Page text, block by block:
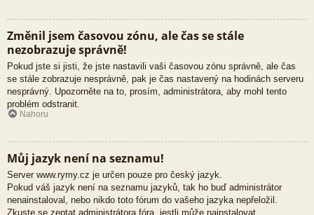
Změnil jsem časovou zónu, ale čas se stále
nezobrazuje správně!
Pokud jste si jisti, že jste nastavili vaši časovou zónu správně, ale čas
se stále zobrazuje nesprávně, pak je čas nastavený na hodinách serveru
nesprávný. Upozorněte na to, prosím, administrátora, aby mohl tento
problém odstranit.
Nahoru
Můj jazyk není na seznamu!
Server www.rymy.cz je určen pouze pro český jazyk.
Pokud váš jazyk není na seznamu jazyků, tak ho buď administrátor
nenainstaloval, nebo nikdo toto fórum do vašeho jazyka nepřeložil.
Zkuste se zeptat administrátora fóra, jestli může nainstalovat